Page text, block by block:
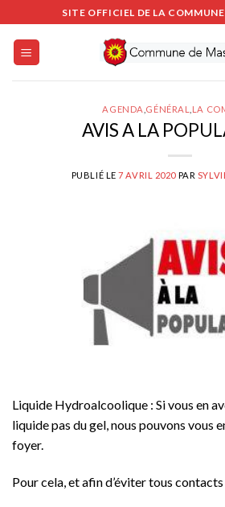
au
contenu
SITE OFFICIEL DE LA
AGENDA GÉNÉRAL LA
AVIS A LA
PUBLIÉ LE7 AVRIL 2020 PAR
Liquide Hydroalcoolique : Si vous en
liquide pas du gel, nous pouvons vous
foyer.
Pour cela, et afin d’éviter tous